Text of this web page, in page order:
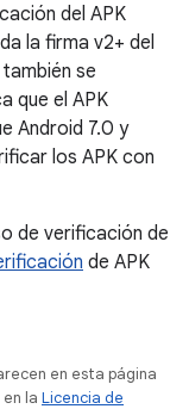
del APK
la firma v2+ del
se
que el APK
Android 7.0 y
los APK con
de verificación de
de APK
en esta página
la Licencia de